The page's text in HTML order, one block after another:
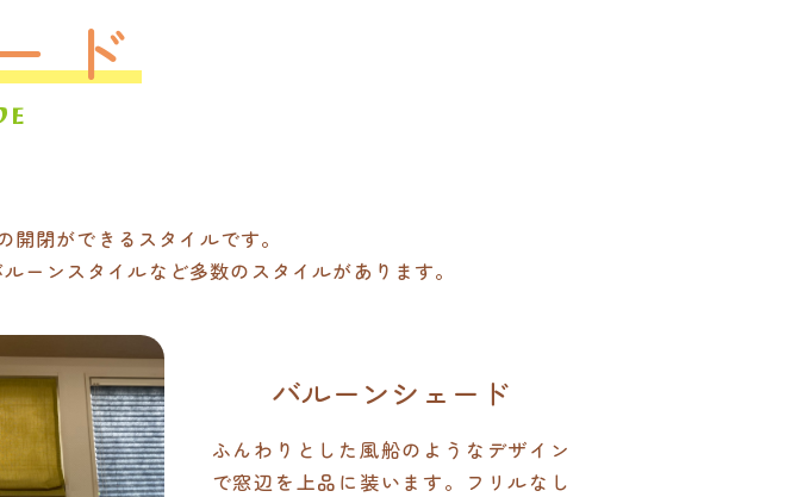
ド
閉ができるスタイルです。
ーンスタイルなど多数のスタイルがあります。
バルーンシェード
ふんわりとした風船のようなデザイン
で窓辺を上品に装います。フリルなし